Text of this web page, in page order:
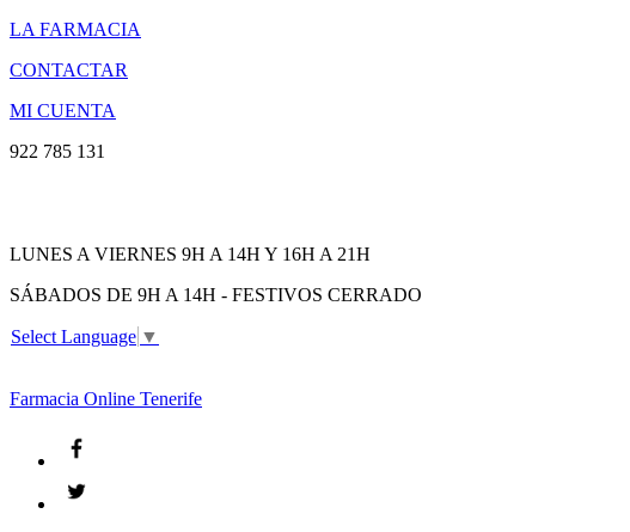
LA FARMACIA
CONTACTAR
MI CUENTA
922 785 131
LUNES A VIERNES 9H A 14H Y 16H A 21H
SÁBADOS DE 9H A 14H - FESTIVOS CERRADO
Select Language ▼
Farmacia Online Tenerife